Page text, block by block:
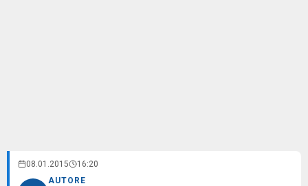
08.01.2015 16:20
AUTORE